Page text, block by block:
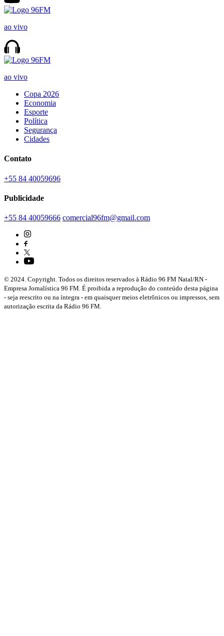
ao vivo
ao vivo
Copa 2026
Economia
Esporte
Política
Segurança
Cidades
Contato
+55 84 40059696
Publicidade
+55 84 40059666 comercial96fm@gmail.com
© 2024. Copyright. Todos os direitos reservados à Rádio 96 FM Natal/RN -
Empresa Jornalística 96 FM. É proibida a reprodução do conteúdo desta página
- seja reescrito ou na íntegra - em quaisquer meios eletrônicos ou impressos, sem
autorização escrita da Rádio 96 FM.